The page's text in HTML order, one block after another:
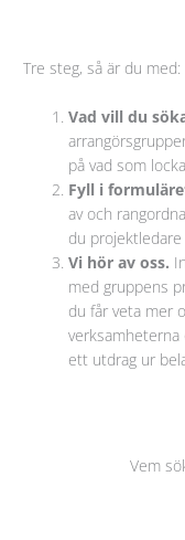
Tre steg, så är du med:
Vad vill du
på vad som
Fyll i
av och
du
Vi hör av oss.
med gruppens
du får veta mer
ett utdrag ur
Vem